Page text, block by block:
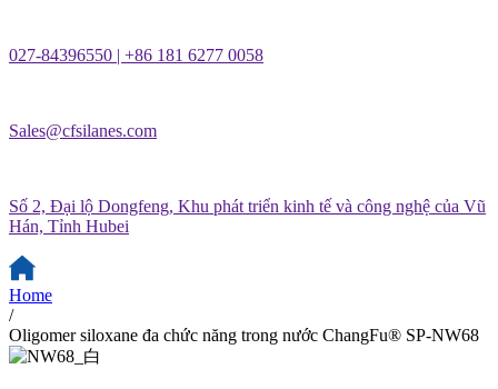
027-84396550 | +86 181 6277 0058
Sales@cfsilanes.com
Số 2, Đại lộ Dongfeng, Khu phát triển kinh tế và công nghệ của Vũ
Hán, Tỉnh Hubei
Home
/
Oligomer siloxane đa chức năng trong nước ChangFu® SP-NW68